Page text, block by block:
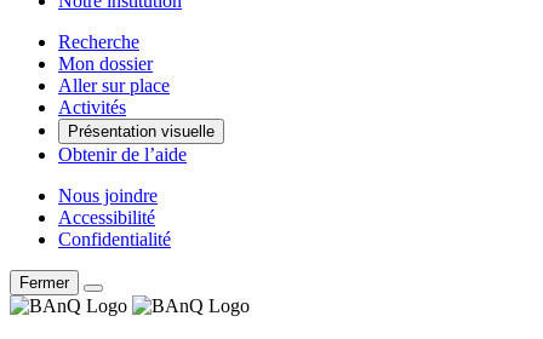
Recherche
Mon dossier
Aller sur place
Activités
Présentation visuelle
Obtenir de l’aide
Nous joindre
Accessibilité
Confidentialité
Fermer